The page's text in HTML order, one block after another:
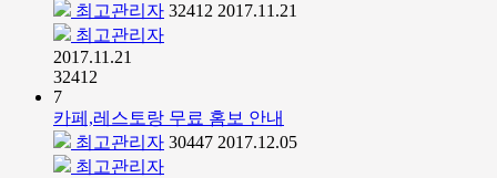
최고관리자 32412 2017.11.21
최고관리자
2017.11.21
32412
7
카페,레스토랑 무료 홈보 안내
최고관리자 30447 2017.12.05
최고관리자